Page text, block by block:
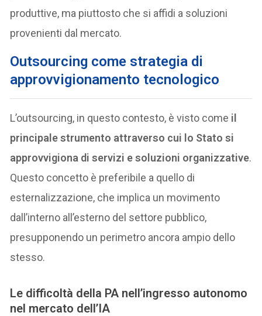
produttive, ma piuttosto che si affidi a soluzioni
provenienti dal mercato.
Outsourcing come strategia di
approvvigionamento tecnologico
L’outsourcing, in questo contesto, è visto come il
principale strumento attraverso cui lo Stato si
approvvigiona di servizi e soluzioni organizzative.
Questo concetto è preferibile a quello di
esternalizzazione, che implica un movimento
dall’interno all’esterno del settore pubblico,
presupponendo un perimetro ancora ampio dello
stesso.
Le difficoltà della PA nell’ingresso autonomo
nel mercato dell’IA